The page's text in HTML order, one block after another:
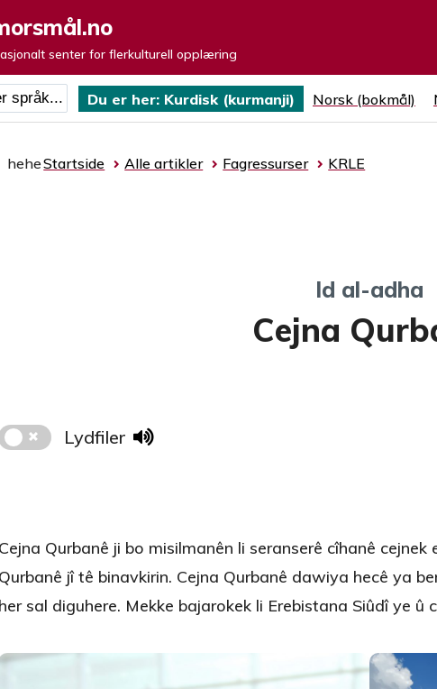
senter for flerkulturell opplæring
språk
Du er her: Kurdisk (kurmanji) Norsk (bokmål)
heheStartside Alle artikler Fagressurser KRLE
Id al-adha
Cejna
Lydfiler
Cejna Qurbanê ji bo misilmanên li seranserê cîhanê
Qurbanê jî tê binavkirin. Cejna Qurbanê dawiya hecê ya
her sal diguhere. Mekke bajarokek li Erebistana Siûdî ye û